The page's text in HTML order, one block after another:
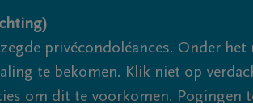
privécondoléances. Onder
te bekomen. Klik niet op
om dit te voorkomen. Pogingen